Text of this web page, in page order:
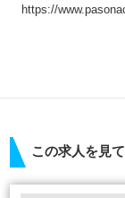
https://
この求人を見